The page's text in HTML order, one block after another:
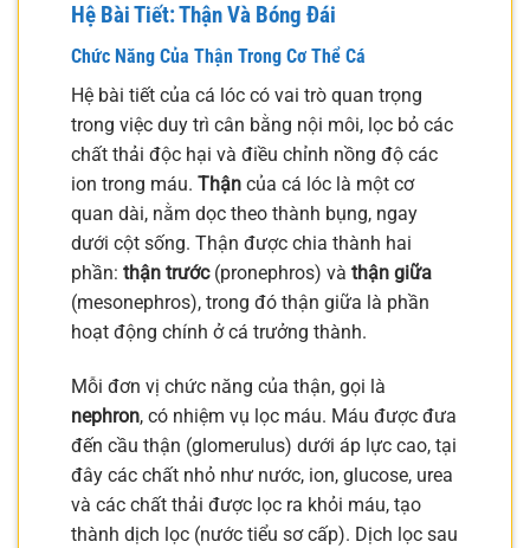
Hệ Bài Tiết: Thận Và Bóng Đái
Chức Năng Của Thận Trong Cơ Thể Cá
Hệ bài tiết của cá lóc có vai trò quan trọng
trong việc duy trì cân bằng nội môi, lọc bỏ các
chất thải độc hại và điều chỉnh nồng độ các
ion trong máu. Thận của cá lóc là một cơ
quan dài, nằm dọc theo thành bụng, ngay
dưới cột sống. Thận được chia thành hai
phần: thận trước(pronephros) và thận giữa
(mesonephros), trong đó thận giữa là phần
hoạt động chính ở cá trưởng thành.
Mỗi đơn vị chức năng của thận, gọi là
nephron, có nhiệm vụ lọc máu. Máu được đưa
đến cầu thận (glomerulus) dưới áp lực cao, tại
đây các chất nhỏ như nước, ion, glucose, urea
và các chất thải được lọc ra khỏi máu, tạo
thành dịch lọc (nước tiểu sơ cấp). Dịch lọc sau